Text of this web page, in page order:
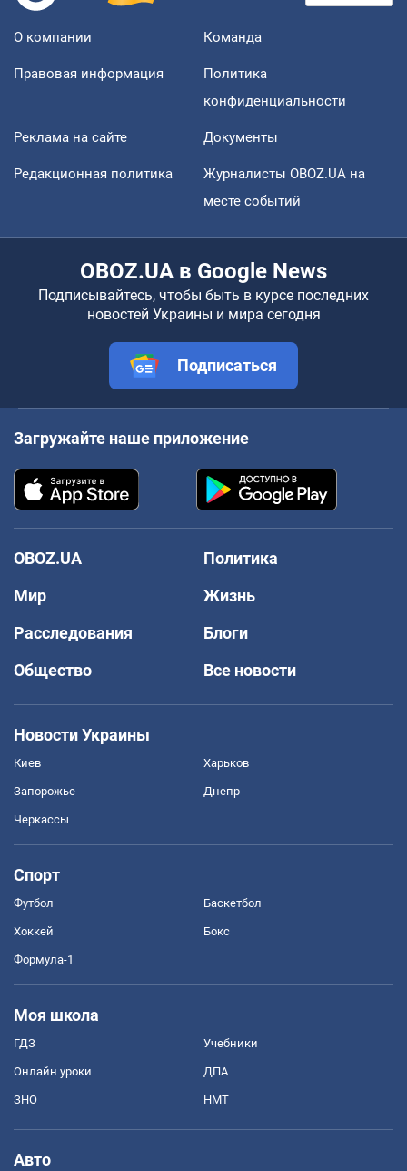
О компании Команда
Правовая информация
Политика
конфиденциальности
Реклама на сайте Документы
Редакционная политика
Журналисты OBOZ.UA на
месте событий
OBOZ.UA в Google News
Подписывайтесь, чтобы быть в курсе последних
новостей Украины и мира сегодня
Подписаться
Загружайте наше приложение
OBOZ.UA
Политика
Мир
Жизнь
Расследования
Блоги
Общество
Все новости
Новости Украины
Киев Харьков
Запорожье Днепр
Черкассы
Спорт
Футбол Баскетбол
Хоккей Бокс
Формула-1
Моя школа
ГДЗ Учебники
Онлайн уроки ДПА
ЗНО НМТ
Авто